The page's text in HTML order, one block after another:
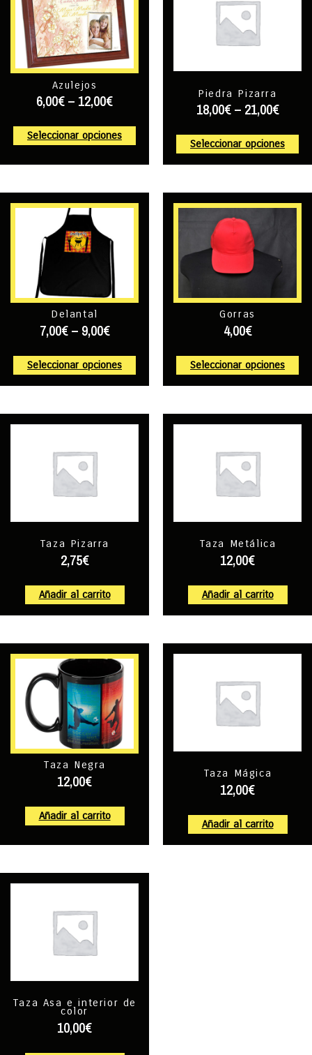
Azulejos
6,00€– 12,00€
Seleccionar opciones
Piedra Pizarra
18,00€– 21,00€
Seleccionar opciones
Delantal
7,00€– 9,00€
Seleccionar opciones
Gorras
4,00€
Seleccionar opciones
Taza Pizarra
2,75€
Añadir al carrito
Taza Metálica
12,00€
Añadir al carrito
Taza Negra
12,00€
Añadir al carrito
Taza Mágica
12,00€
Añadir al carrito
Taza Asa e interior de
color
10,00€